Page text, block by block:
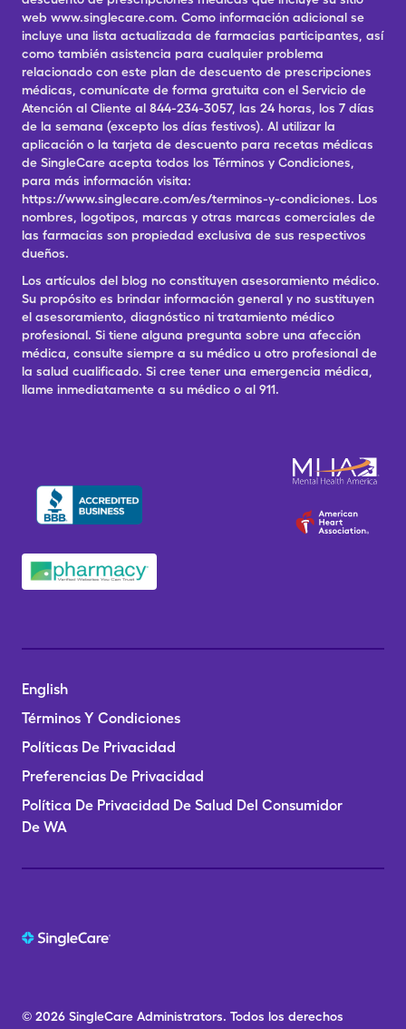
web www.singlecare.com. Como información adicional se
incluye una lista actualizada de farmacias participantes, así
como también asistencia para cualquier problema
relacionado con este plan de descuento de prescripciones
médicas, comunícate de forma gratuita con el Servicio de
Atención al Cliente al 844-234-3057, las 24 horas, los 7 días
de la semana (excepto los días festivos). Al utilizar la
aplicación o la tarjeta de descuento para recetas médicas
de SingleCare acepta todos los Términos y Condiciones,
para más información visita:
https://www.singlecare.com/es/terminos-y-condiciones. Los
nombres, logotipos, marcas y otras marcas comerciales de
las farmacias son propiedad exclusiva de sus respectivos
dueños.
Los artículos del blog no constituyen asesoramiento médico.
Su propósito es brindar información general y no sustituyen
el asesoramiento, diagnóstico ni tratamiento médico
profesional. Si tiene alguna pregunta sobre una afección
médica, consulte siempre a su médico u otro profesional de
la salud cualificado. Si cree tener una emergencia médica,
llame inmediatamente a su médico o al 911.
English
Términos Y Condiciones
Políticas De Privacidad
Preferencias De Privacidad
Política De Privacidad De Salud Del Consumidor
De WA
© 2026 SingleCare Administrators. Todos los derechos